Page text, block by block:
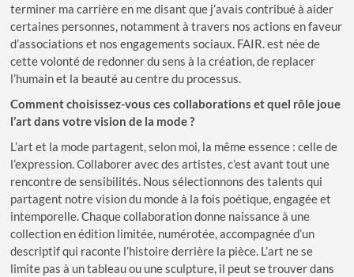
terminer ma carrière en me disant que j’avais contribué à aider
certaines personnes, notamment à travers nos actions en faveur
d’associations et nos engagements sociaux. FAIR. est née de
cette volonté de redonner du sens à la création, de replacer
l’humain et la beauté au centre du processus.
Comment choisissez-vous ces collaborations et quel rôle joue
l’art dans votre vision de la mode ?
L’art et la mode partagent, selon moi, la même essence : celle de
l’expression. Collaborer avec des artistes, c’est avant tout une
rencontre de sensibilités. Nous sélectionnons des talents qui
partagent notre vision du monde à la fois poétique, engagée et
intemporelle. Chaque collaboration donne naissance à une
collection en édition limitée, numérotée, accompagnée d’un
descriptif qui raconte l’histoire derrière la pièce. L’art ne se
limite pas à un tableau ou une sculpture, il peut se trouver dans